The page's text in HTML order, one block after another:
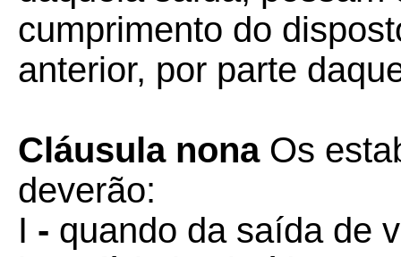
cumprimento do
anterior, por parte
Cláusula nona Os
deverão:
I - quando da saída de